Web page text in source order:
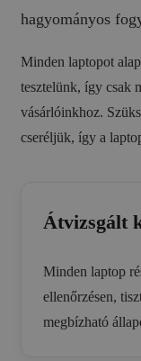
hagyományos
Minden laptopot
tesztelünk, így csak
vásárlóinkhoz.
cseréljük, így a
Átvizsgált
Minden laptop
ellenőrzésen,
megbízható